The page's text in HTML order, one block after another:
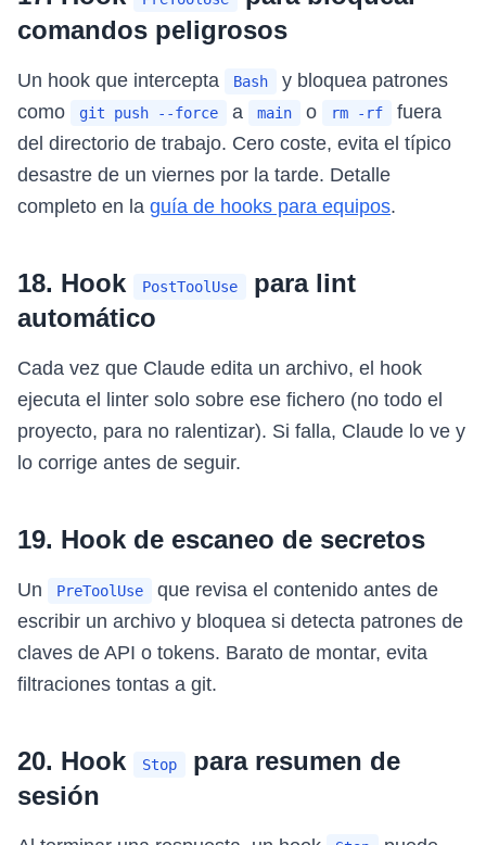
comandos peligrosos
Un hook que intercepta Bash
y bloquea patrones
como
git push --force a main o rm -rf
fuera
del directorio de trabajo. Cero coste, evita el típico
desastre de un viernes por la tarde. Detalle
completo en la guía de hooks para equipos.
18. Hook PostToolUse
para lint
automático
Cada vez que Claude edita un archivo, el hook
ejecuta el linter solo sobre ese fichero (no todo el
proyecto, para no ralentizar). Si falla, Claude lo ve y
lo corrige antes de seguir.
19. Hook de escaneo de secretos
Un PreToolUse
que revisa el contenido antes de
escribir un archivo y bloquea si detecta patrones de
claves de API o tokens. Barato de montar, evita
filtraciones tontas a git.
20. Hook Stop
para resumen de
sesión